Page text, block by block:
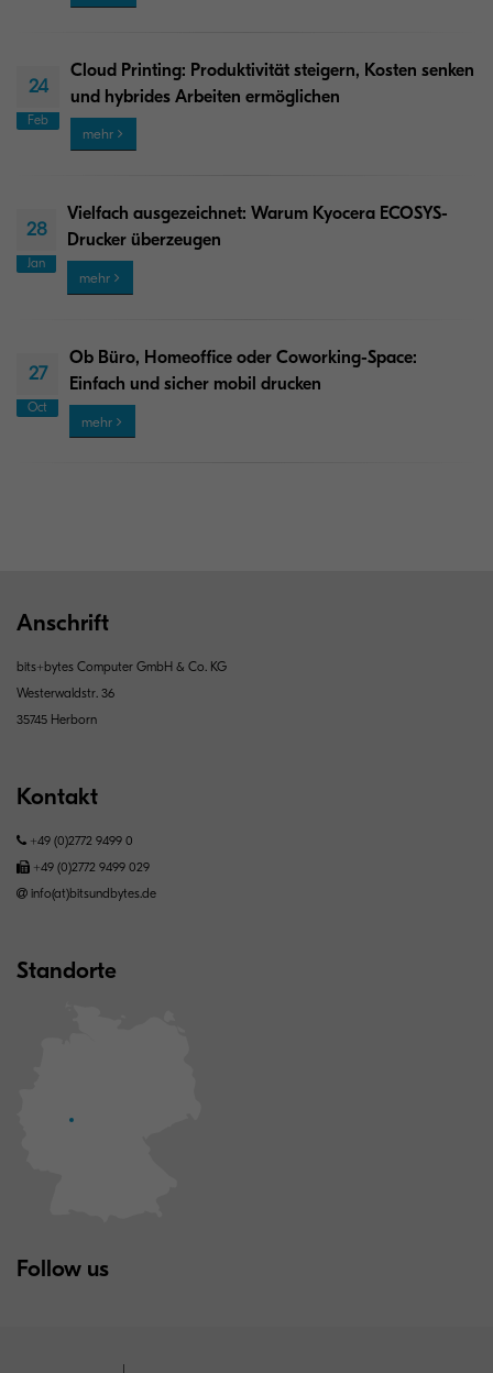
24
Feb
Cloud Printing: Produktivität steigern, Kosten senken
und hybrides Arbeiten ermöglichen
mehr
28
Jan
Vielfach ausgezeichnet: Warum Kyocera ECOSYS-
Drucker überzeugen
mehr
27
Oct
Ob Büro, Homeoffice oder Coworking-Space:
Einfach und sicher mobil drucken
mehr
Anschrift
bits+bytes Computer GmbH & Co. KG
Westerwaldstr. 36
35745 Herborn
Kontakt
+49 (0)2772 9499 0
+49 (0)2772 9499 0​​​​​​29
info(at)bitsundbytes.de
Standorte
Follow us